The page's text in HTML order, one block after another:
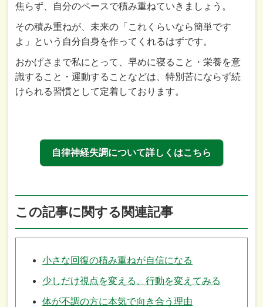
焦らず、自分のペースで積み重ねていきましょう。
その積み重ねが、未来の「これくらいなら簡単です
よ」という自分自身を作ってくれるはずです。
おかげさまで私にとって、早めに寝ること・栄養を意
識すること・運動することなどは、特別苦にならず続
けられる習慣として定着しております。
自律神経失調について詳しくはこちら
この記事に関する関連記事
小さな回復の積み重ねが自信になる
少しだけ視点を変える、行動を変えてみる
体が不調の方に本気で向き合う理由